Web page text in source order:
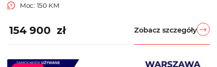
Moc: 150 KM
154 900 zł Zobacz szczegóły